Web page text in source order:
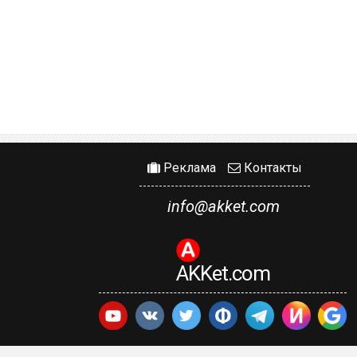
Реклама Контакты
info@akket.com
AKKet.com